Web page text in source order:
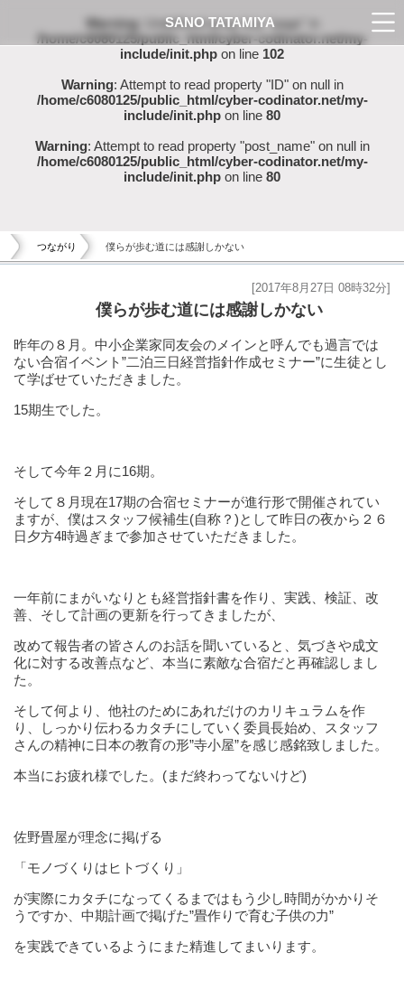
Warning: Undefined array key "page" in
/home/c6080125/public_html/cyber-codinator.net/my-
include/init.php on line 102
Warning: Attempt to read property "ID" on null in
/home/c6080125/public_html/cyber-codinator.net/my-
include/init.php on line 80
Warning: Attempt to read property "post_name" on null in
/home/c6080125/public_html/cyber-codinator.net/my-
include/init.php on line 80
つながり 僕らが歩む道には感謝しかない
僕らが歩む道には感謝しかない
[2017年8月27日 08時32分]
昨年の８月。中小企業家同友会のメインと呼んでも過言では
ない合宿イベント”二泊三日経営指針作成セミナー”に生徒とし
て学ばせていただきました。
15期生でした。
そして今年２月に16期。
そして８月現在17期の合宿セミナーが進行形で開催されてい
ますが、僕はスタッフ候補生(自称？)として昨日の夜から２６
日夕方4時過ぎまで参加させていただきました。
一年前にまがいなりとも経営指針書を作り、実践、検証、改
善、そして計画の更新を行ってきましたが、
改めて報告者の皆さんのお話を聞いていると、気づきや成文
化に対する改善点など、本当に素敵な合宿だと再確認しまし
た。
そして何より、他社のためにあれだけのカリキュラムを作
り、しっかり伝わるカタチにしていく委員長始め、スタッフ
さんの精神に日本の教育の形”寺小屋”を感じ感銘致しました。
本当にお疲れ様でした。(まだ終わってないけど)
佐野畳屋が理念に掲げる
「モノづくりはヒトづくり」
が実際にカタチになってくるまではもう少し時間がかかりそ
うですか、中期計画で掲げた”畳作りで育む子供の力”
を実践できているようにまた精進してまいります。
SANO TATAMIYA